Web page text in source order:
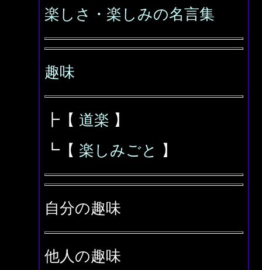
楽しさ・楽しみの名言集
趣味
┣【 道楽 】
┗【 楽しみごと 】
自分の趣味
他人の趣味